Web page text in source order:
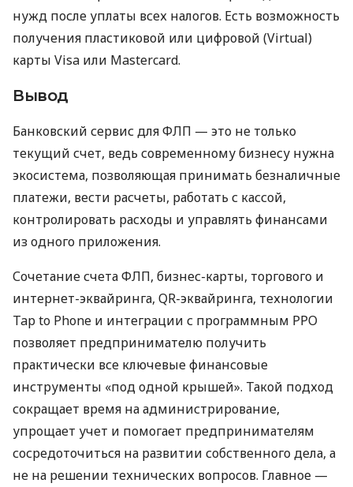
нужд после уплаты всех налогов. Есть возможность
получения пластиковой или цифровой (Virtual)
карты Visa или Mastercard.
Вывод
Банковский сервис для ФЛП — это не только
текущий счет, ведь современному бизнесу нужна
экосистема, позволяющая принимать безналичные
платежи, вести расчеты, работать с кассой,
контролировать расходы и управлять финансами
из одного приложения.
Сочетание счета ФЛП, бизнес-карты, торгового и
интернет-эквайринга, QR-эквайринга, технологии
Tap to Phone и интеграции с программным РРО
позволяет предпринимателю получить
практически все ключевые финансовые
инструменты «под одной крышей». Такой подход
сокращает время на администрирование,
упрощает учет и помогает предпринимателям
сосредоточиться на развитии собственного дела, а
не на решении технических вопросов. Главное —